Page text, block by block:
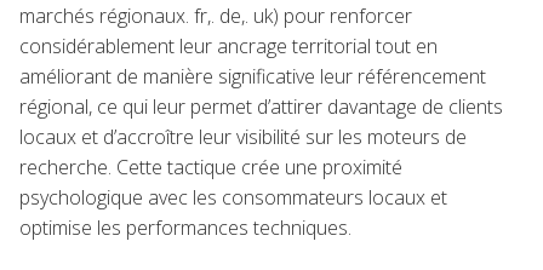
marchés régionaux. fr,. de,. uk) pour renforcer
considérablement leur ancrage territorial tout en
améliorant de manière significative leur référencement
régional, ce qui leur permet d’attirer davantage de clients
locaux et d’accroître leur visibilité sur les moteurs de
recherche. Cette tactique crée une proximité
psychologique avec les consommateurs locaux et
optimise les performances techniques.